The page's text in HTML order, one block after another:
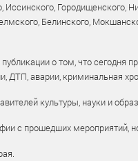
Городищенского,
Белинского,
о том, что сегодня
ДТП, аварии, криминальная
культуры, науки и
с прошедших мероприятий,